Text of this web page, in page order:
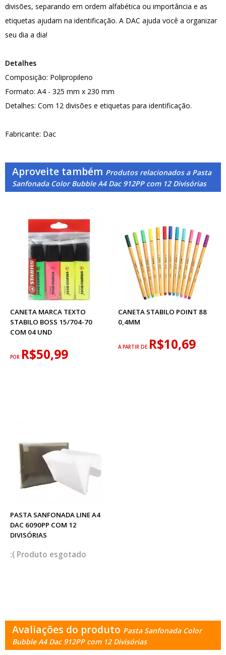
divisões, separando em ordem alfabética ou importância e as
etiquetas ajudam na identificação. A DAC ajuda você a organizar
seu dia a dia!
Detalhes
Composição: Polipropileno
Formato: A4 - 325 mm x 230 mm
Detalhes: Com 12 divisões e etiquetas para identificação.
Fabricante: Dac
Aproveite também Produtos relacionados a Pasta
Sanfonada Color Bubble A4 Dac 912PP com 12 Divisórias
CANETA MARCA TEXTO
STABILO BOSS 15/704-70
COM 04 UND
POR R$50,99
CANETA STABILO POINT 88
0,4MM
A PARTIR DE R$10,69
PASTA SANFONADA LINE A4
DAC 6090PP COM 12
DIVISÓRIAS
esgotado
Avaliações do produto Pasta Sanfonada Color
Bubble A4 Dac 912PP com 12 Divisórias